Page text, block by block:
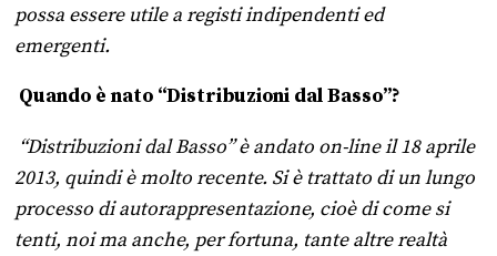
possa essere utile a registi indipendenti ed
emergenti.
Quando è nato “Distribuzioni dal Basso”?
“Distribuzioni dal Basso” è andato on-line il 18 aprile
2013, quindi è molto recente. Si è trattato di un lungo
processo di autorappresentazione, cioè di come si
tenti, noi ma anche, per fortuna, tante altre realtà